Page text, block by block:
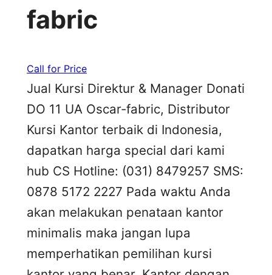
fabric
Call for Price
Jual Kursi Direktur & Manager Donati
DO 11 UA Oscar-fabric, Distributor
Kursi Kantor terbaik di Indonesia,
dapatkan harga special dari kami
hub CS Hotline: (031) 8479257 SMS:
0878 5172 2227 Pada waktu Anda
akan melakukan penataan kantor
minimalis maka jangan lupa
memperhatikan pemilihan kursi